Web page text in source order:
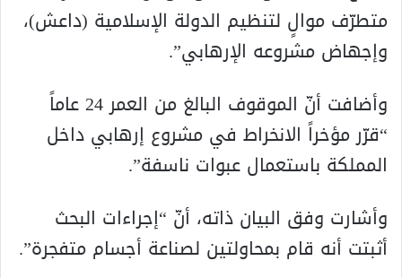
متطرّف موالٍ لتنظيم الدولة الإسلامية (داعش)،
وإجهاض مشروعه الإرهابي”.
وأضافت أنّ الموقوف البالغ من العمر 24 عاماً
“قرّر مؤخراً الانخراط في مشروع إرهابي داخل
المملكة باستعمال عبوات ناسفة”.
وأشارت وفق البيان ذاته، أنّ “إجراءات البحث
أثبتت أنه قام بمحاولتين لصناعة أجسام متفجرة”.